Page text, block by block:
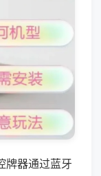
牌器通过蓝牙